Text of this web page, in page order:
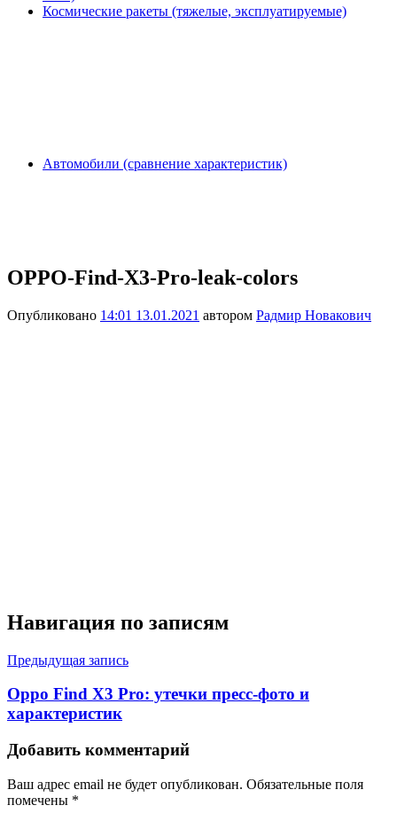
Космические ракеты (тяжелые, эксплуатируемые)
Автомобили (сравнение характеристик)
OPPO-Find-X3-Pro-leak-colors
Опубликовано 14:01 13.01.2021 автором Радмир Новакович
Навигация по записям
Предыдущая запись
Oppo Find X3 Pro: утечки пресс-фото и
характеристик
Добавить комментарий
Ваш адрес email не будет опубликован. Обязательные поля
помечены *